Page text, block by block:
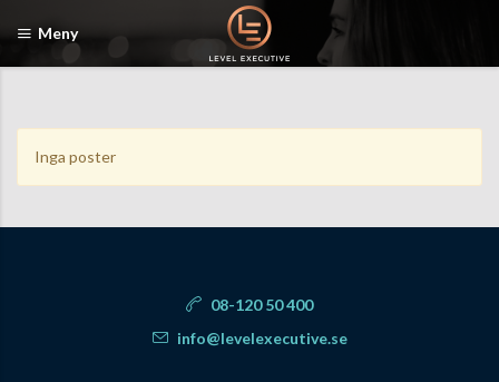
Meny
Inga poster
08-120 50 400
info@levelexecutive.se